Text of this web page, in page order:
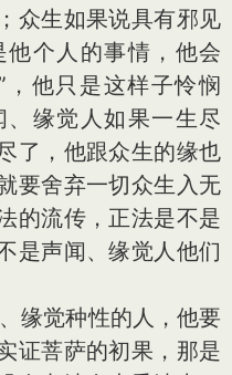
众生如果说具有邪见
个人的事情，他会
他只是这样子怜悯
缘觉人如果一生尽
了，他跟众生的缘也
要舍弃一切众生入无
的流传，正法是不是
是声闻、缘觉人他们
觉种性的人，他要
证菩萨的初果，那是